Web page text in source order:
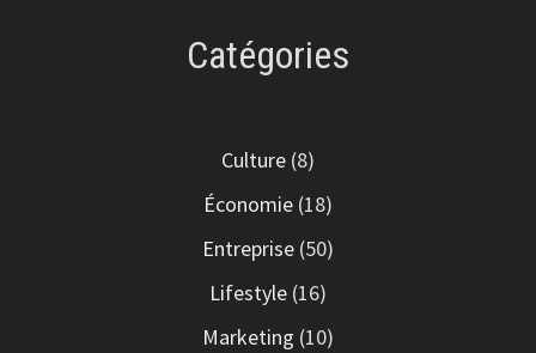
Catégories
Culture (8)
Économie (18)
Entreprise (50)
Lifestyle (16)
Marketing (10)